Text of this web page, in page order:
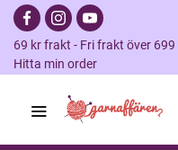
69 kr frakt - Fri frakt över
Hitta min order